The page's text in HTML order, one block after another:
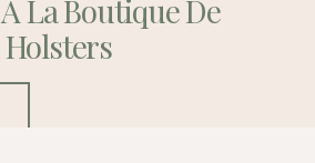
La Boutique De